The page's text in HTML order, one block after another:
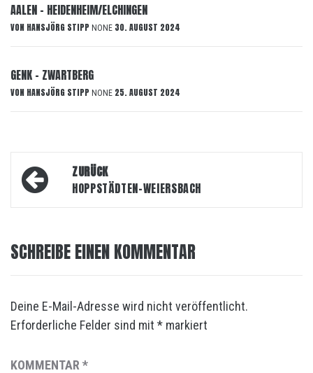
AALEN – HEIDENHEIM/ELCHINGEN
VON HANSJÖRG STIPP NONE 30. AUGUST 2024
GENK – ZWARTBERG
VON HANSJÖRG STIPP NONE 25. AUGUST 2024
Beitragsnavigation
ZURÜCK
HOPPSTÄDTEN-WEIERSBACH
SCHREIBE EINEN KOMMENTAR
Deine E-Mail-Adresse wird nicht veröffentlicht.
Erforderliche Felder sind mit * markiert
KOMMENTAR *